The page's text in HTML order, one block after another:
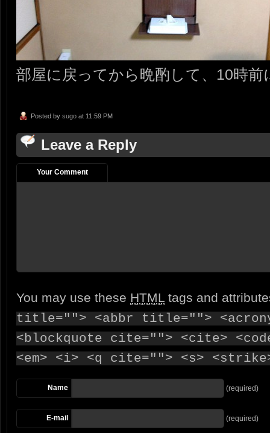
部屋に戻ってから晩酌して、10時前
Posted by sugo at 11:59 PM
Leave a Reply
Your Comment
You may use these HTML tags and
title=""> <abbr title="">
<blockquote cite=""> <cite>
<em> <i> <q cite=""> <s>
Name (required)
E-mail (required)